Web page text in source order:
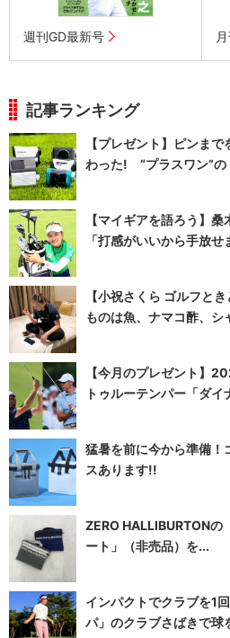
週刊GD最新号
記事ランキング
【プレゼント】ピンま
わった! “プラスワン”の
【マイギアを語ろう】
「打感がいいから手放せ
【小祝さくら ゴルフと
ものは魚、ナマコ酢、シ
【今月のプレゼント】
トゥルーテンパー「ダイ
猛暑を前に今から準備！
スあります!!
ZERO HALLIBURTONの
ート」（非売品）を...
インパクトでクラブを1
パ」のクラブさばきで球